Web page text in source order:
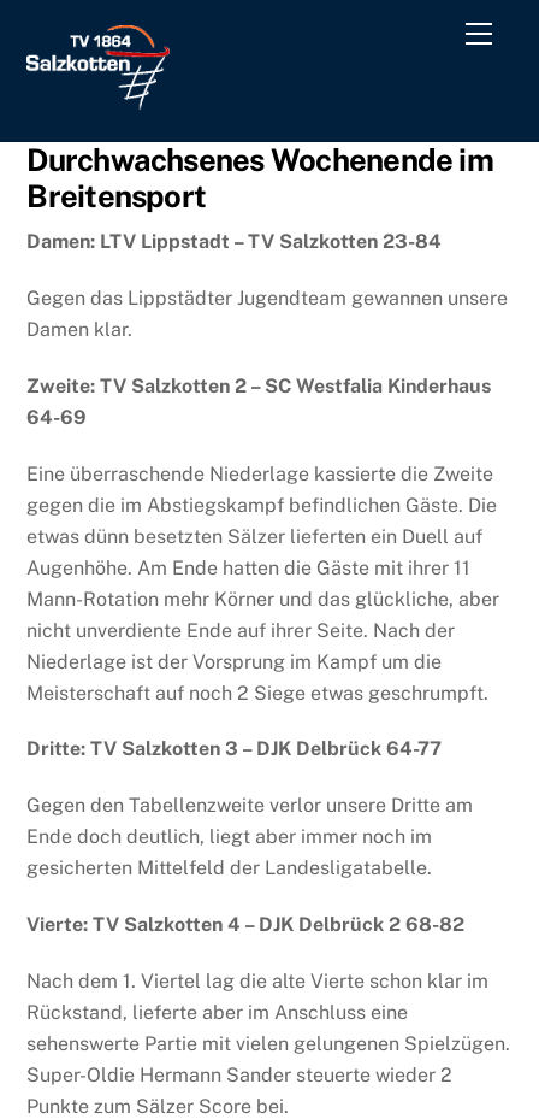
content
Menu
Durchwachsenes Wochenende im
Breitensport
Damen: LTV Lippstadt – TV Salzkotten 23-84
Gegen das Lippstädter Jugendteam gewannen unsere
Damen klar.
Zweite: TV Salzkotten 2 – SC Westfalia Kinderhaus
64-69
Eine überraschende Niederlage kassierte die Zweite
gegen die im Abstiegskampf befindlichen Gäste. Die
etwas dünn besetzten Sälzer lieferten ein Duell auf
Augenhöhe. Am Ende hatten die Gäste mit ihrer 11
Mann-Rotation mehr Körner und das glückliche, aber
nicht unverdiente Ende auf ihrer Seite. Nach der
Niederlage ist der Vorsprung im Kampf um die
Meisterschaft auf noch 2 Siege etwas geschrumpft.
Dritte: TV Salzkotten 3 – DJK Delbrück 64-77
Gegen den Tabellenzweite verlor unsere Dritte am
Ende doch deutlich, liegt aber immer noch im
gesicherten Mittelfeld der Landesligatabelle.
Vierte: TV Salzkotten 4 – DJK Delbrück 2 68-82
Nach dem 1. Viertel lag die alte Vierte schon klar im
Rückstand, lieferte aber im Anschluss eine
sehenswerte Partie mit vielen gelungenen Spielzügen.
Super-Oldie Hermann Sander steuerte wieder 2
Punkte zum Sälzer Score bei.